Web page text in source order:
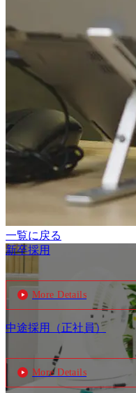
一覧に戻る
新卒採用
More Details
中途採用（正社員）
More Details